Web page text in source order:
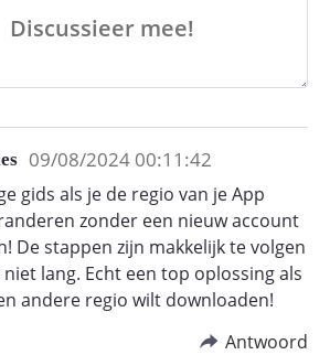
Discussieer mee!
09/08/2024 00:11:42
gids als je de regio van je App
zonder een nieuw account
De stappen zijn makkelijk te volgen
lang. Echt een top oplossing als
andere regio wilt downloaden!
Antwoord